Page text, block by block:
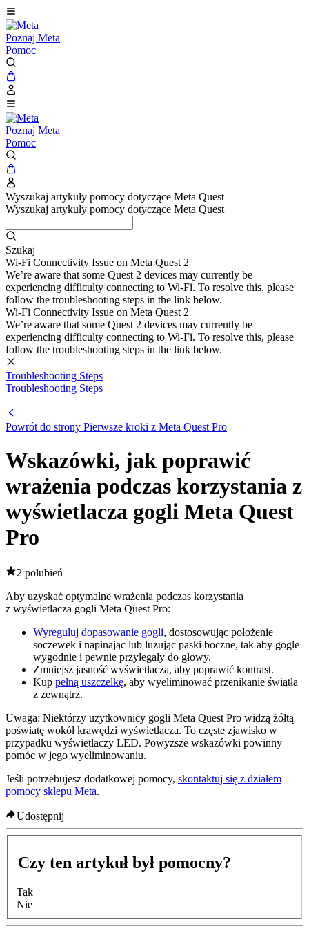
Poznaj Meta
Pomoc
Poznaj Meta
Pomoc
Wyszukaj artykuły pomocy dotyczące Meta Quest
Wyszukaj artykuły pomocy dotyczące Meta Quest
Szukaj
Wi-Fi Connectivity Issue on Meta Quest 2
We’re aware that some Quest 2 devices may currently be
experiencing difficulty connecting to Wi-Fi. To resolve this, please
follow the troubleshooting steps in the link below.
Wi-Fi Connectivity Issue on Meta Quest 2
We’re aware that some Quest 2 devices may currently be
experiencing difficulty connecting to Wi-Fi. To resolve this, please
follow the troubleshooting steps in the link below.
Troubleshooting Steps
Troubleshooting Steps
Powrót do strony Pierwsze kroki z Meta Quest Pro
Wskazówki, jak poprawić
wrażenia podczas korzystania z
wyświetlacza gogli Meta Quest
Pro
2 polubień
Aby uzyskać optymalne wrażenia podczas korzystania
z wyświetlacza gogli Meta Quest Pro:
Wyreguluj dopasowanie gogli, dostosowując położenie
soczewek i napinając lub luzując paski boczne, tak aby gogle
wygodnie i pewnie przylegały do głowy.
Zmniejsz jasność wyświetlacza, aby poprawić kontrast.
Kup pełną uszczelkę, aby wyeliminować przenikanie światła
z zewnątrz.
Uwaga: Niektórzy użytkownicy gogli Meta Quest Pro widzą żółtą
poświatę wokół krawędzi wyświetlacza. To częste zjawisko w
przypadku wyświetlaczy LED. Powyższe wskazówki powinny
pomóc w jego wyeliminowaniu.
Jeśli potrzebujesz dodatkowej pomocy, skontaktuj się z działem
pomocy sklepu Meta.
Udostępnij
Czy ten artykuł był pomocny?
Tak
Nie